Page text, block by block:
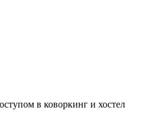
в коворкинг и хостел